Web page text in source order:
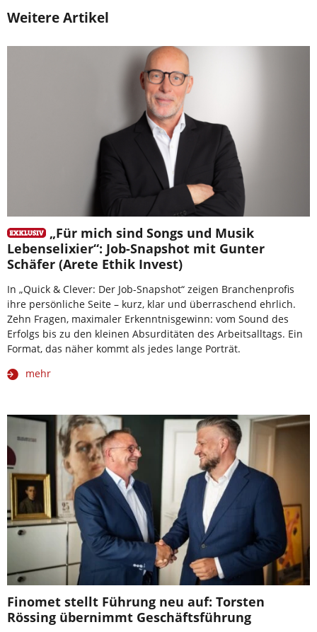
Weitere Artikel
„Für mich sind Songs und Musik
Lebenselixier“: Job-Snapshot mit Gunter
Schäfer (Arete Ethik Invest)
In „Quick & Clever: Der Job-Snapshot“ zeigen Branchenprofis
ihre persönliche Seite – kurz, klar und überraschend ehrlich.
Zehn Fragen, maximaler Erkenntnisgewinn: vom Sound des
Erfolgs bis zu den kleinen Absurditäten des Arbeitsalltags. Ein
Format, das näher kommt als jedes lange Porträt.
mehr
Finomet stellt Führung neu auf: Torsten
Rössing übernimmt Geschäftsführung